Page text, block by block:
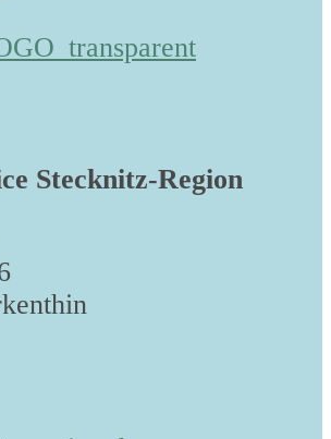
Stecknitz-Region